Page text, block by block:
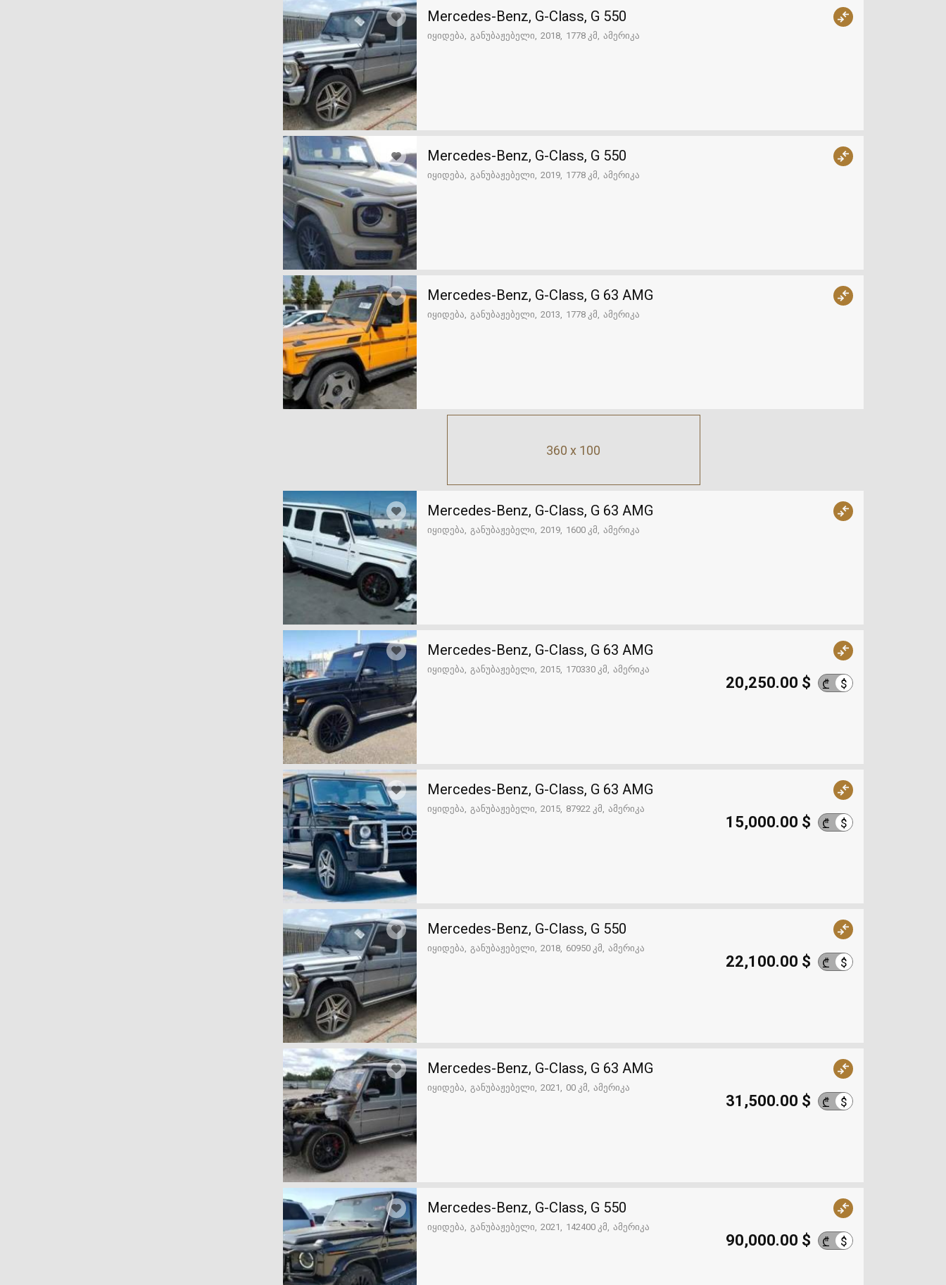
Mercedes-Benz, G-Class, G 550
იყიდება განუბაჟებელი 2018 1778 კმ ამერიკა
Mercedes-Benz, G-Class, G 550
იყიდება განუბაჟებელი 2019 1778 კმ ამერიკა
Mercedes-Benz, G-Class, G 63 AMG
იყიდება განუბაჟებელი 2013 1778 კმ ამერიკა
360 x 100
Mercedes-Benz, G-Class, G 63 AMG
იყიდება განუბაჟებელი 2019 1600 კმ ამერიკა
Mercedes-Benz, G-Class, G 63 AMG
იყიდება განუბაჟებელი 2015 170330 კმ ამერიკა
20,250.00 $ ₾ $
Mercedes-Benz, G-Class, G 63 AMG
იყიდება განუბაჟებელი 2015 87922 კმ ამერიკა
15,000.00 $ ₾ $
Mercedes-Benz, G-Class, G 550
იყიდება განუბაჟებელი 2018 60950 კმ ამერიკა
22,100.00 $ ₾ $
Mercedes-Benz, G-Class, G 63 AMG
იყიდება განუბაჟებელი 2021 00 კმ ამერიკა
31,500.00 $ ₾ $
Mercedes-Benz, G-Class, G 550
იყიდება განუბაჟებელი 2021 142400 კმ ამერიკა
90,000.00 $ ₾ $